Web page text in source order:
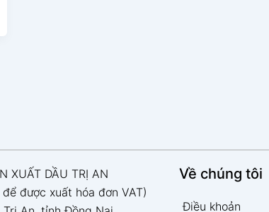
XUẤT DẦU TRỊ AN
được xuất hóa đơn VAT)
Về chúng tôi
Điều khoản